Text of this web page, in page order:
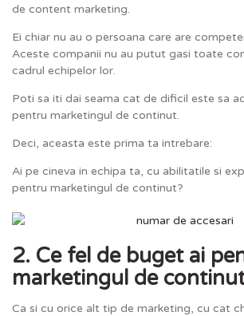
de content marketing.
Ei chiar nu au o persoana care are
Aceste companii nu au putut gasi toate
cadrul echipelor lor.
Poti sa iti dai seama cat de dificil este sa
pentru marketingul de continut.
Deci, aceasta este prima ta intrebare:
Ai pe cineva in echipa ta, cu abilitatile si
pentru marketingul de continut?
2. Ce fel de buget ai
marketingul de
Ca si cu orice alt tip de marketing, cu cat